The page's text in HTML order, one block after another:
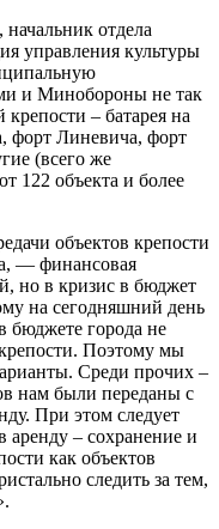
, начальник отдела
управления культуры
и Минобороны не так
– батарея на
форт Линевича, форт
(всего же
122 объекта и более
объектов крепости
— финансовая
но в кризис в бюджет
на сегодняшний день
бюджете города не
Поэтому мы
Среди прочих –
нам были переданы с
При этом следует
аренду – сохранение и
как объектов
следить за тем,